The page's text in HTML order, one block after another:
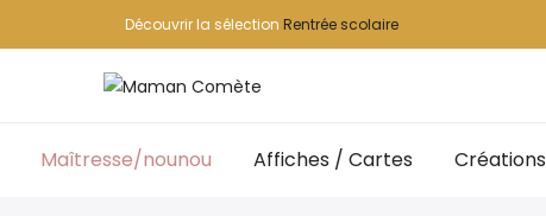
Découvrir la sélection Rentrée scolaire
Maîtresse/nounou Affiches / Cartes Créations